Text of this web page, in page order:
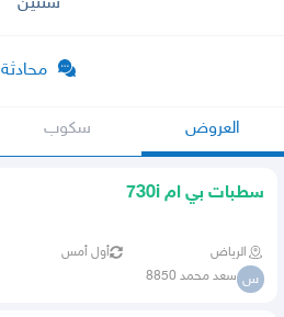
سنتين
محادثة
العروض سكوب
سطبات بي ام 730i
الرياض أول أمس
س سعد محمد 8850